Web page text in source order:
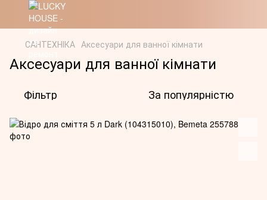
САНТЕХНІКА Аксесуари для ванної кімнати
Аксесуари для ванної кімнати
Фільтр За популярністю